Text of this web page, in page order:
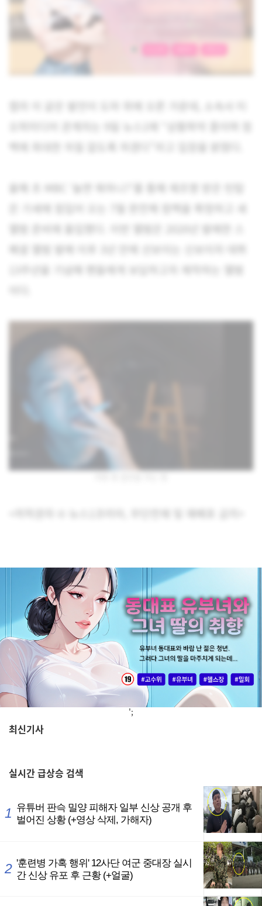
캡의 이 같은 발언이 도마 위에 오른 가운데, 소속사 티
백에 최대한 차질 없도록 하겠다”라고 입장을 밝혔다.
올해 초 MBC ‘놀면 뭐하니?’를 통해 재조명 받은 틴탑
은 기세에 힘입어 오는 7월 완전체 컴백을 확정하고 새
앨범 준비에 돌입했다. 이번 앨범은 2020년 발매한 스
페셜 앨범 발매 이후 3년 만에 선보이는 신보이자 데뷔
13주년을 기념해 팬들에게 보답하고자 제작하는 앨범
<저작권자 © 뉴스1코리아, 무단전재 및 재배포 금지>
';
최신기사
실시간급상승 검색